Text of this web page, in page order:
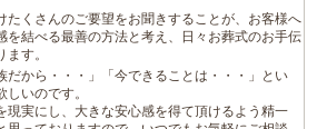
たくさんのご要望をお聞きすることが、お客様へ
を結べる最善の方法と考え、日々お葬式のお手伝
す。
だから・・・」「今できることは・・・」とい
いのです。
現実にし、大きな安心感を得て頂けるよう精一